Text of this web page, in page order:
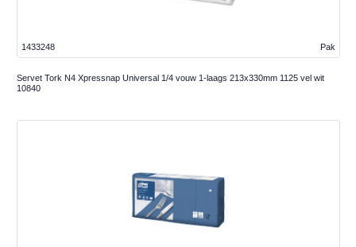
Pak
1433248
Servet Tork N4 Xpressnap Universal 1/4 vouw 1-laags 213x330mm 1125 vel wit
10840